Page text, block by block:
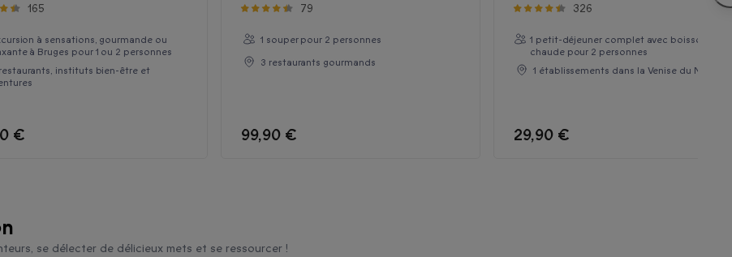
165
à sensations, gourmande ou
à Bruges pour 1 ou 2 personnes
instituts bien-être et
€
79
1 souper pour 2 personnes
3 restaurants gourmands
99,90 €
326
1 petit-déjeuner complet avec boisson
chaude pour 2 personnes
1 établissements dans la Venise du Nord
29,90 €
se délecter de délicieux mets et se ressourcer !